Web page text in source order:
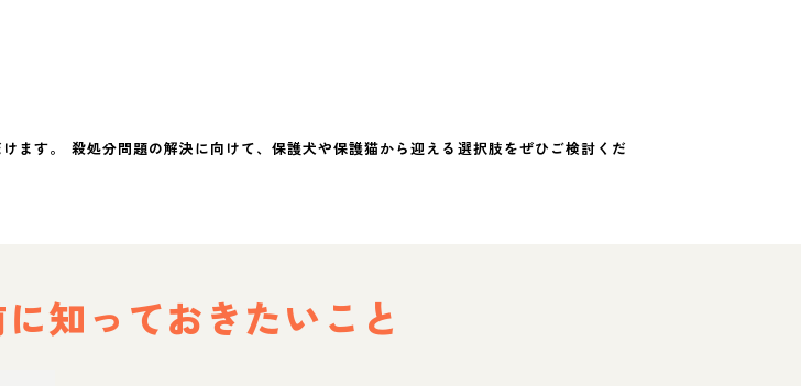
ます。 殺処分問題の解決に向けて、保護犬や保護猫から迎える選択肢をぜひご検討くだ
知っておきたいこと